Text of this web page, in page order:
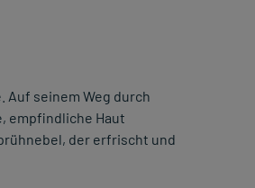
Auf seinem Weg durch
empfindliche Haut
der erfrischt und